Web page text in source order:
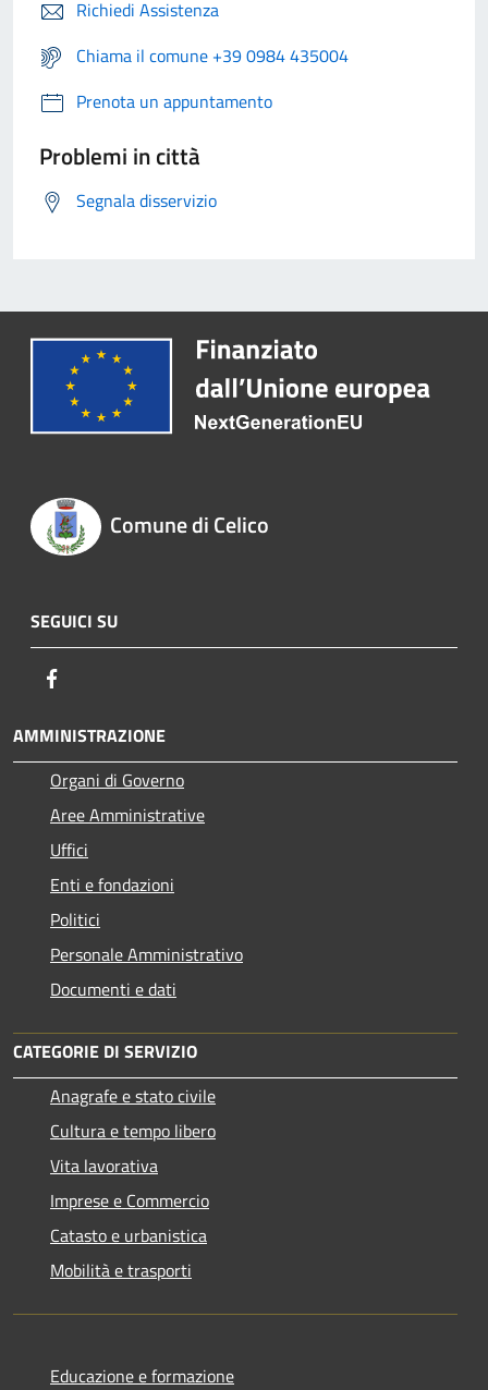
Richiedi Assistenza
Chiama il comune +39 0984 435004
Prenota un appuntamento
Problemi in città
Segnala disservizio
Comune di Celico
SEGUICI SU
AMMINISTRAZIONE
Organi di Governo
Aree Amministrative
Uffici
Enti e fondazioni
Politici
Personale Amministrativo
Documenti e dati
CATEGORIE DI SERVIZIO
Anagrafe e stato civile
Cultura e tempo libero
Vita lavorativa
Imprese e Commercio
Catasto e urbanistica
Mobilità e trasporti
Educazione e formazione